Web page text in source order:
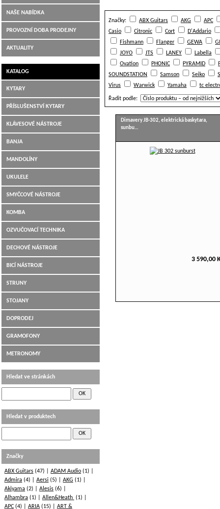
Značky: ABX Guitars AKG
APC
Casio
Citronic Cort
D'Addario
Fishmann
Flanger GEWA
JOYO
JTS LANEY
Labella
Ovation
PHONIC PYRAMID
SOUNDSTATION
Samson Seiko
Virus
Warwick Yamaha tc
Řadit podle:
Dimavery JB-302, elektrická baskytara,
sunbu…
3 590,00
NAŠE NABÍDKA
PROVOZNÍ DOBA PRODEJNY
AKTUALITY
KATALOG
KYTARY
PŘÍSLUŠENSTVÍ KYTARY
KLÁVESOVÉ NÁSTROJE
BANJA
MANDOLÍNY
UKULELE
SMYČCOVÉ NÁSTROJE
KOMBA
OZVUČOVACÍ TECHNIKA
DECHOVÉ NÁSTROJE
BICÍ NÁSTROJE
STRUNY
STOJANY
DOPRODEJ
GRAMOFONY
METRONOMY
Hledat ve stránkách
Hledat v produktech
Značky
ABX Guitars (47) ADAM Audio (1)
Admira (4) Aersi (5) AKG (1)
Akiyama (2) Alesis (6)
Alhambra (1) Allen&Heath (1)
APC (4) ARIA (15)
ART &